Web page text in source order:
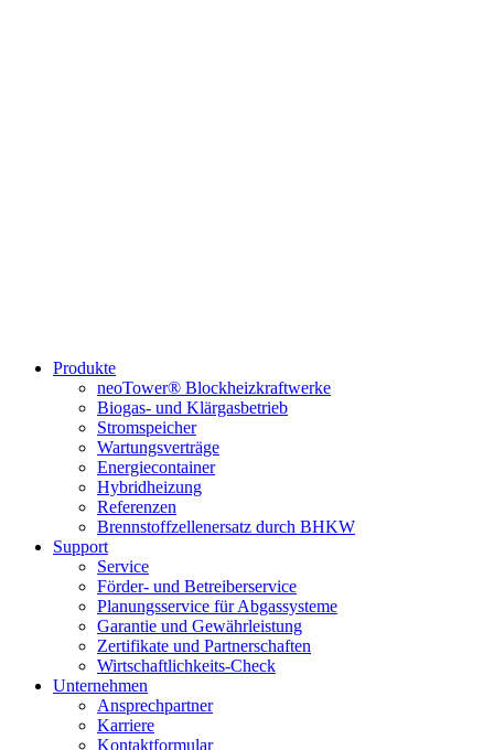
Produkte
neoTower® Blockheizkraftwerke
Biogas- und Klärgasbetrieb
Stromspeicher
Wartungsverträge
Energiecontainer
Hybridheizung
Referenzen
Brennstoffzellenersatz durch BHKW
Support
Service
Förder- und Betreiberservice
Planungsservice für Abgassysteme
Garantie und Gewährleistung
Zertifikate und Partnerschaften
Wirtschaftlichkeits-Check
Unternehmen
Ansprechpartner
Karriere
Kontaktformular